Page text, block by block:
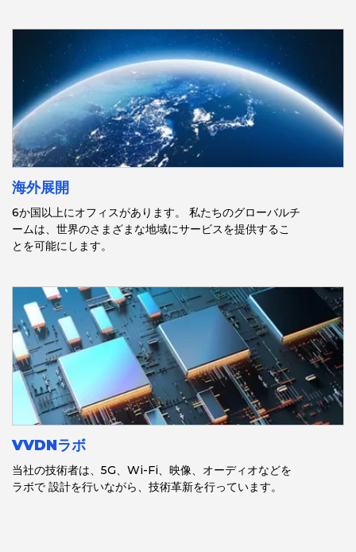
海外展開
6か国以上にオフィスがあります。 私たちのグローバルチ
ームは、世界のさまざまな地域にサービスを提供するこ
とを可能にします。
VVDNラボ
当社の技術者は、5G、Wi-Fi、映像、オーディオなどを
ラボで 設計を行いながら、技術革新を行っています。